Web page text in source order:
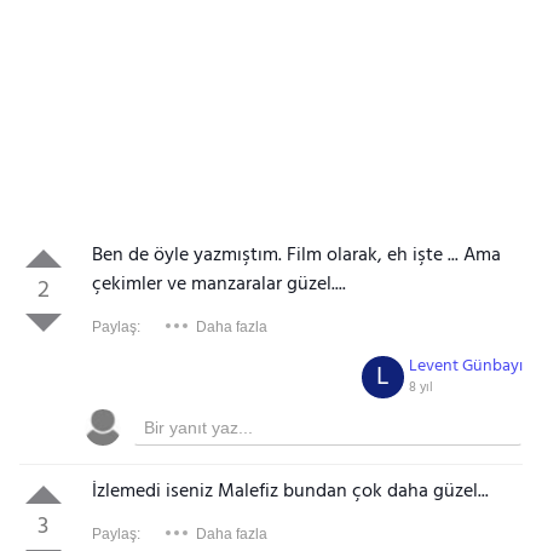
2
Ben de öyle yazmıştım. Film olarak, eh işte ... Ama
çekimler ve manzaralar güzel....
Paylaş: Daha fazla
Levent Günbayı
8 yıl
L
3
İzlemedi iseniz Malefiz bundan çok daha güzel...
Paylaş: Daha fazla